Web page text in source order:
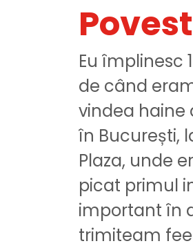
Eu împlinesc
de când
vindea haine
în București,
Plaza, unde
picat primul
important în
trimiteam